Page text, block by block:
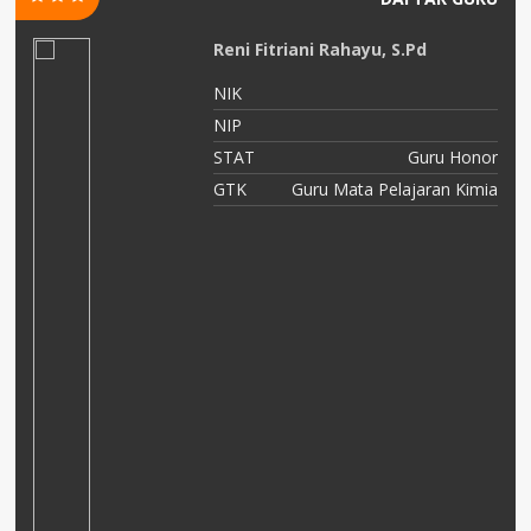
Reni Fitriani Rahayu, S.Pd
NIK
NIP
STAT
Guru Honor
GTK
Guru Mata Pelajaran Kimia